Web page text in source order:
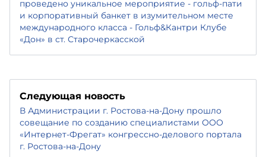
проведено уникальное мероприятие - гольф-пати
и корпоративный банкет в изумительном месте
международного класса - Гольф&Кантри Клубе
«Дон» в ст. Старочеркасской
Следующая новость
В Администрации г. Ростова-на-Дону прошло
совещание по созданию специалистами ООО
«Интернет-Фрегат» конгрессно-делового портала
г. Ростова-на-Дону